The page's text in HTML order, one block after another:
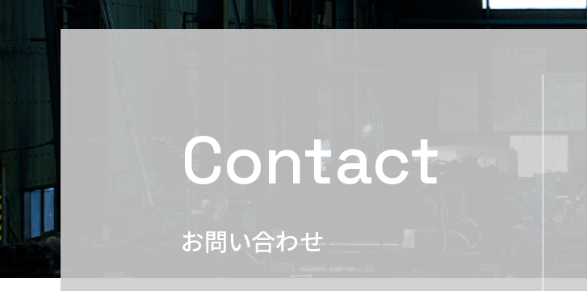
Contact
お問い合わせ